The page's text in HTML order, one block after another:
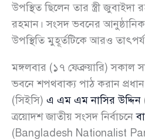
উপস্থিত ছিলেন তার স্ত্রী
রহমান। সংসদ ভবনের
উপস্থিতি মুহূর্তটিকে আরও
মঙ্গলবার (১৭ ফেব্রুয়ারি) সকাল
ভবনে শপথবাক্য পাঠ করান প্রধান
(সিইসি) এ এম এম নাসির উদ্দিন
ত্রয়োদশ জাতীয় সংসদ নির্বাচনে
(Bangladesh Nationalist